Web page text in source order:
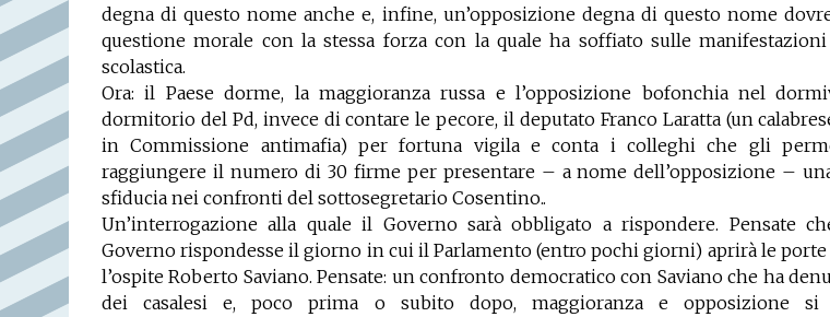
degna di questo nome anche e, infine, un’opposizione degna di questo nome
questione morale con la stessa forza con la quale ha soffiato sulle
scolastica.
Ora: il Paese dorme, la maggioranza russa e l’opposizione bofonchia nel
dormitorio del Pd, invece di contare le pecore, il deputato Franco Laratta (un
in Commissione antimafia) per fortuna vigila e conta i colleghi che gli
raggiungere il numero di 30 firme per presentare – a nome dell’opposizione –
sfiducia nei confronti del sottosegretario Cosentino..
Un’interrogazione alla quale il Governo sarà obbligato a rispondere. Pensate
Governo rispondesse il giorno in cui il Parlamento (entro pochi giorni) aprirà le porte
l’ospite Roberto Saviano. Pensate: un confronto democratico con Saviano che ha
dei casalesi e, poco prima o subito dopo, maggioranza e opposizione si